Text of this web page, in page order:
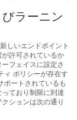
ラーニン
しいエンドポイント
許可されているか
フェイスに設定さ
ィ ポリシーが存在す
ポートされているも
ており制限に到達
ションは次の通り